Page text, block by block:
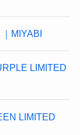
MIYABI
LIMITED
LIMITED